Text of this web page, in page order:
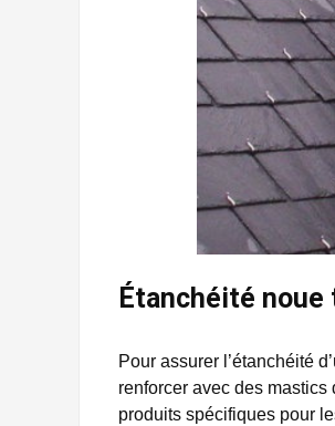
Étanchéité noue
Pour assurer l’étanchéité
renforcer avec des mastics
produits spécifiques pour